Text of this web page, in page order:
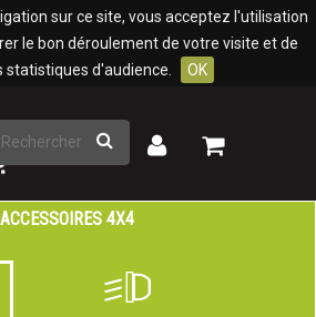
sur ce site, vous acceptez l'utilisation
le bon déroulement de votre visite et de
statistiques d'audience.
OK
Rechercher
Mon
Mon
ACCESSOIRES 4X4